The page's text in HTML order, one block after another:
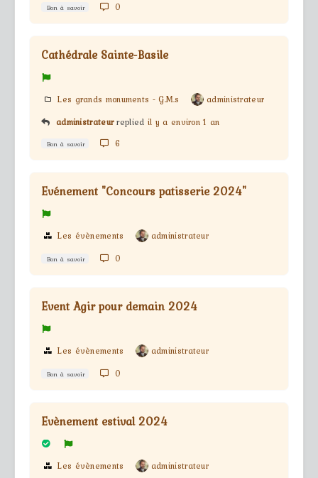
Bon à savoir 0
Cathédrale Sainte-Basile
Les grands monuments - G.M.s
administrateur
administrateur replied il y a environ 1 an
Bon à savoir 6
Evénement "Concours patisserie 2024"
Les évènements administrateur
Bon à savoir 0
Event Agir pour demain 2024
Les évènements administrateur
Bon à savoir 0
Evènement estival 2024
Les évènements administrateur